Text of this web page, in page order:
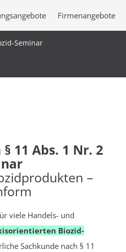
Firmenangebote
Seminar
11 Abs. 1 Nr. 2
–
viele Handels- und
Biozid-
Sachkunde nach § 11